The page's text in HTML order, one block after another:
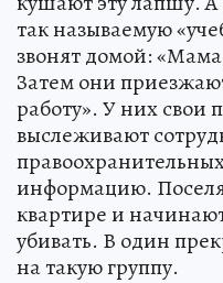
так называемую
звонят домой:
Затем они
работу». У них свои
выслеживают
информацию.
квартире и
убивать. В один
на такую группу.